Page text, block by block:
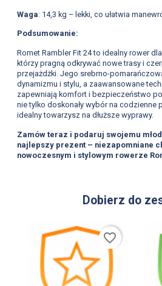
Waga: 14,3 kg – lekki, co ułatwia
Podsumowanie:
Romet Rambler Fit 24 to idealny rower
którzy pragną odkrywać nowe trasy i
przejażdżki. Jego srebrno-
dynamizmu i stylu, a zaawansowane
zapewniają komfort i bezpieczeństwo
nie tylko doskonały wybór na codzienne
idealny towarzysz na dłuższe wyprawy.
Zamów teraz i podaruj swojemu
najlepszy prezent – niezapomniane
nowoczesnym i stylowym rowerze
Dobierz do
favorite_border